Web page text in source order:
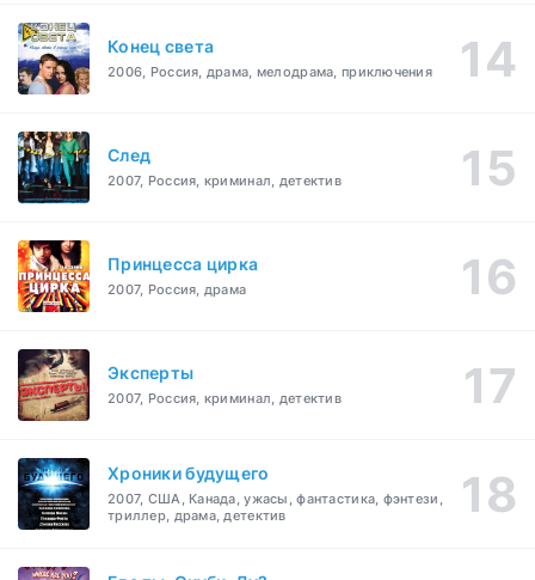
Конец света
2006, Россия, драма, мелодрама, приключения
След
2007, Россия, криминал, детектив
Принцесса цирка
2007, Россия, драма
Эксперты
2007, Россия, криминал, детектив
Хроники будущего
2007, США, Канада, ужасы, фантастика, фэнтези,
триллер, драма, детектив